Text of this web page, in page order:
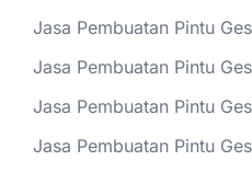
Jasa Pembuatan Pintu
Jasa Pembuatan Pintu
Jasa Pembuatan Pintu
Jasa Pembuatan Pintu